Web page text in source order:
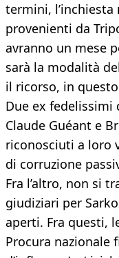
termini,
provenienti da
avranno un mese
sarà la modalità
il ricorso, in
Due ex fedelissimi
Claude Guéant e
riconosciuti a loro
di corruzione
Fra l’altro, non si
giudiziari per
aperti. Fra questi,
Procura nazionale